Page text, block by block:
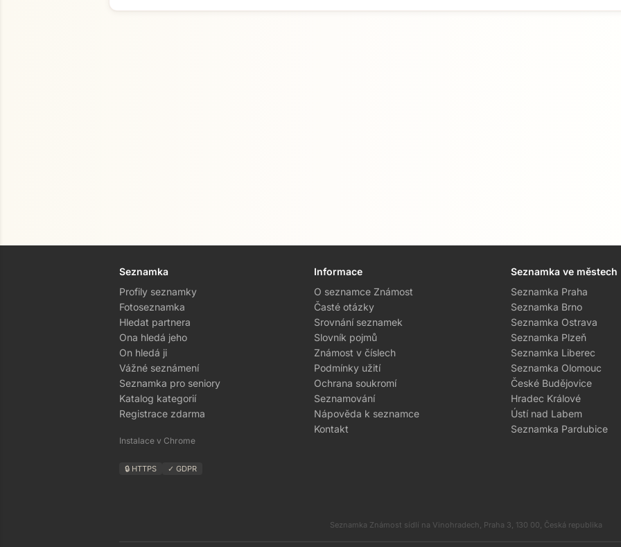
Seznamka
Profily seznamky
Fotoseznamka
Hledat partnera
Ona hledá jeho
On hledá ji
Vážné seznámení
Seznamka pro seniory
Katalog kategorií
Registrace zdarma
Instalace v Chrome
🔒 HTTPS ✓ GDPR
Informace
O seznamce Známost
Časté otázky
Srovnání seznamek
Slovník pojmů
Známost v číslech
Podmínky užití
Ochrana soukromí
Seznamování
Nápověda k seznamce
Kontakt
Seznamka ve městech
Seznamka Praha
Seznamka Brno
Seznamka Ostrava
Seznamka Plzeň
Seznamka Liberec
Seznamka Olomouc
České Budějovice
Hradec Králové
Ústí nad Labem
Seznamka Pardubice
Seznamka Známost sídlí na Vinohradech, Praha 3, 130 00, Česká republika